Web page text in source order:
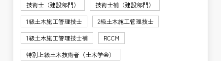
技術士（建設部門）
技術士補（建設部門）
1級土木施工管理技士
2級土木施工管理技士
1級土木施工管理技士補
RCCM
特別上級土木技術者（土木学会）